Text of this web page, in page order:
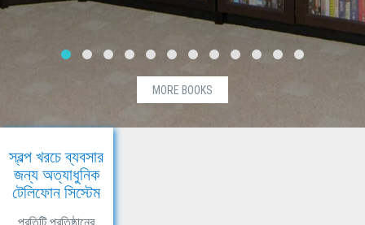
MORE BOOKS
স্বল্প খরচে ব্যবসার
জন্য অত্যাধুনিক
টেলিফোন সিস্টেম